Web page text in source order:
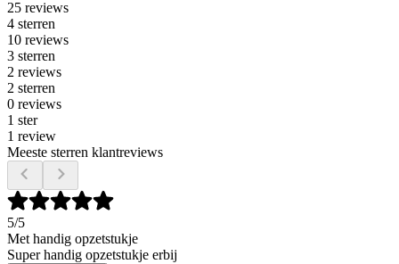
25 reviews
4 sterren
10 reviews
3 sterren
2 reviews
2 sterren
0 reviews
1 ster
1 review
Meeste sterren klantreviews
5/5
Met handig opzetstukje
Super handig opzetstukje erbij